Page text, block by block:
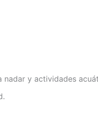
nadar y actividades